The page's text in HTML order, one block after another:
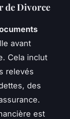
de Divorce
avant
Cela inclut
relevés
des
est